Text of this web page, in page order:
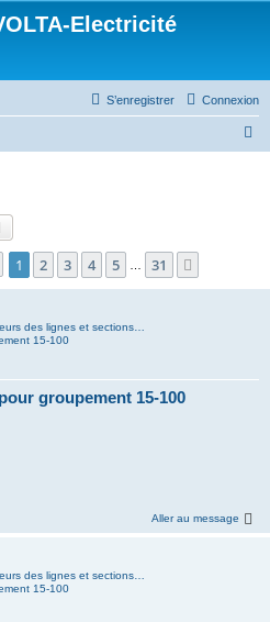
Electricité
Connexion
S’enregistrer
c
Page 1sur31
1 2 3 4 5 31
des lignes et sections…
15-100
groupement 15-100
Aller au message
des lignes et sections…
15-100